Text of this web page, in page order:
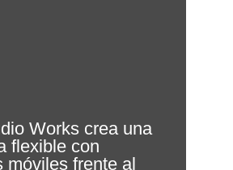
Works crea una
flexible con
móviles frente al